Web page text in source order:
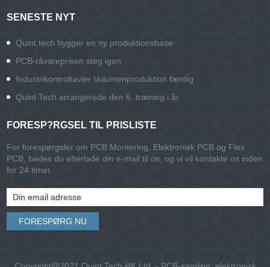
SENESTE NYT
Quint tech bygger en ny produktionsbase
PCB-råvareprisen steg igen
Industrikontroltavler Volumenproduktion færdig
Quint Tech arrangerede den 6. træning i år
FORESP?RGSEL TIL PRISLISTE
For forespørgsler om PCB Montering, Elektronisk PCB og Flex
PCB, bedes du efterlade din e-mail til os, og vi vil kontakte os inden
for 24 timer.